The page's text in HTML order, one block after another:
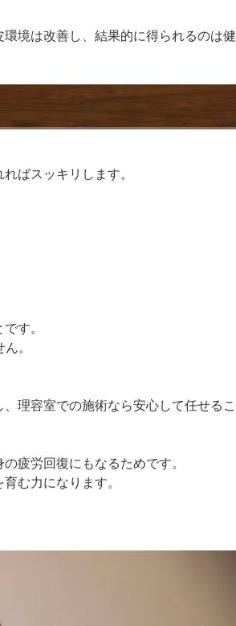
境は改善し、結果的に得られるのは健
ばスッキリします。
す。
。
理容室での施術なら安心して任せるこ
疲労回復にもなるためです。
む力になります。